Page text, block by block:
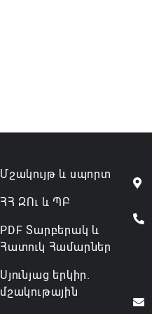
Մշակույթ և սպորտ
ՀՀ ԶՈւ և ՊԲ
PDF Տարբերակ և
Հատուկ Համարներ
Սյունյաց երկիր.
մշակութային